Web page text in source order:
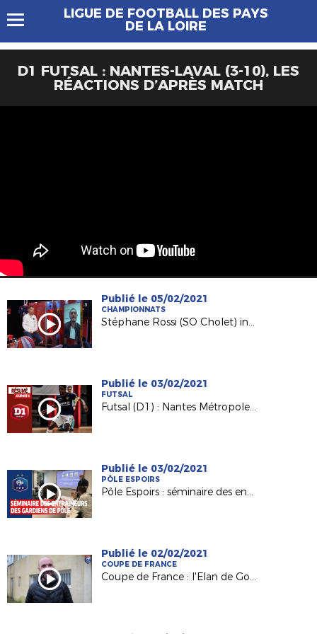
LIGUE DE FOOTBALL DES PAYS
DE LA LOIRE
D1 FUTSAL : NANTES-LAVAL (3-10), LES
RÉACTIONS D’APRÈS MATCH
Publié le 05/02/2021
CHAMPIONNATS
Stéphane Rossi (SO Cholet) invité de France 3 PDL
Publié le 03/02/2021
FUTSAL
Futsal (D1) : Nantes Métropole - Toulon EF (5-4)
Publié le 03/02/2021
PÔLE ESPOIRS
Pôle Espoirs : séminaire des entraîneurs des gardiens de but à Clairefontaine
Publié le 02/02/2021
COUPE DE FRANCE
Coupe de France : l'Elan de Gorges (R2) de Loïc Tainguy vers le 7e tour !